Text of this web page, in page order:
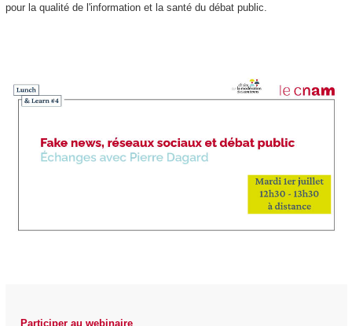
pour la qualité de l'information et la santé du débat public.
Participer au webinaire